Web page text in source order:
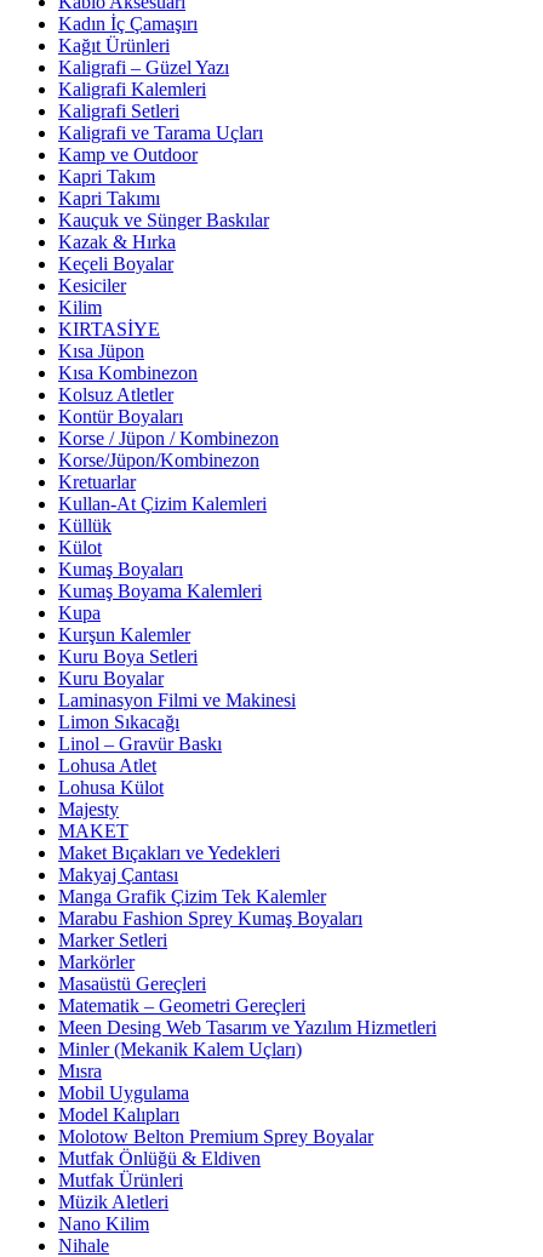
Kadın İç Çamaşırı
Kağıt Ürünleri
Kaligrafi – Güzel Yazı
Kaligrafi Kalemleri
Kaligrafi Setleri
Kaligrafi ve Tarama Uçları
Kamp ve Outdoor
Kapri Takım
Kapri Takımı
Kauçuk ve Sünger Baskılar
Kazak & Hırka
Keçeli Boyalar
Kesiciler
Kilim
KIRTASİYE
Kısa Jüpon
Kısa Kombinezon
Kolsuz Atletler
Kontür Boyaları
Korse / Jüpon / Kombinezon
Korse/Jüpon/Kombinezon
Kretuarlar
Kullan-At Çizim Kalemleri
Küllük
Külot
Kumaş Boyaları
Kumaş Boyama Kalemleri
Kupa
Kurşun Kalemler
Kuru Boya Setleri
Kuru Boyalar
Laminasyon Filmi ve Makinesi
Limon Sıkacağı
Linol – Gravür Baskı
Lohusa Atlet
Lohusa Külot
Majesty
MAKET
Maket Bıçakları ve Yedekleri
Makyaj Çantası
Manga Grafik Çizim Tek Kalemler
Marabu Fashion Sprey Kumaş Boyaları
Marker Setleri
Markörler
Masaüstü Gereçleri
Matematik – Geometri Gereçleri
Meen Desing Web Tasarım ve Yazılım Hizmetleri
Minler (Mekanik Kalem Uçları)
Mısra
Mobil Uygulama
Model Kalıpları
Molotow Belton Premium Sprey Boyalar
Mutfak Önlüğü & Eldiven
Mutfak Ürünleri
Müzik Aletleri
Nano Kilim
Nihale